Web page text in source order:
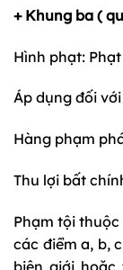
+ Khung ba (
Hình phạt:
Áp dụng đối
Hàng phạm
Thu lợi bất
Phạm tội
các điểm a, b,
biên giới